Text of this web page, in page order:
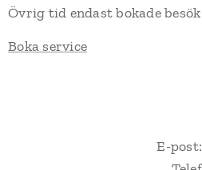
Övrig tid endast bokade besök
Boka service
E-